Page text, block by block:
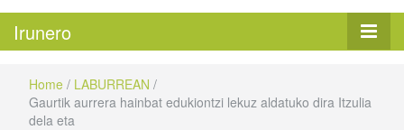
Irunero
Home / LABURREAN /
Gaurtik aurrera hainbat edukiontzi lekuz aldatuko dira Itzulia
dela eta